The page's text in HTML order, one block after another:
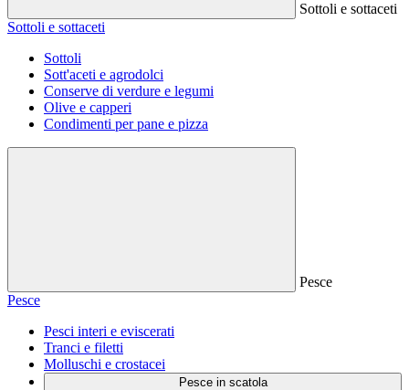
Sottoli e sottaceti
Sottoli e sottaceti
Sottoli
Sott'aceti e agrodolci
Conserve di verdure e legumi
Olive e capperi
Condimenti per pane e pizza
Pesce
Pesce
Pesci interi e eviscerati
Tranci e filetti
Molluschi e crostacei
Pesce in scatola